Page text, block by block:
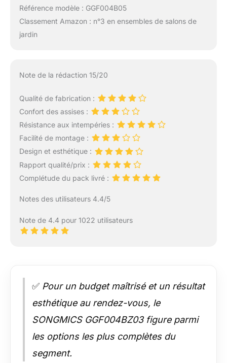
Référence modèle : GGF004B05
Classement Amazon : n°3 en ensembles de salons de
jardin
Note de la rédaction 15/20
Qualité de fabrication :
Confort des assises :
Résistance aux intempéries :
Facilité de montage :
Design et esthétique :
Rapport qualité/prix :
Complétude du pack livré :
Notes des utilisateurs 4.4/5
Note de 4.4 pour 1022 utilisateurs
✅ Pour un budget maîtrisé et un résultat
esthétique au rendez-vous, le
SONGMICS GGF004BZ03 figure parmi
les options les plus complètes du
segment.